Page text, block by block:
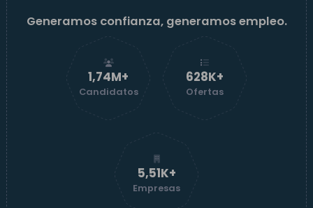
Generamos confianza, generamos empleo.
1,74M+
Candidatos
629K+
Ofertas
5,51K+
Empresas